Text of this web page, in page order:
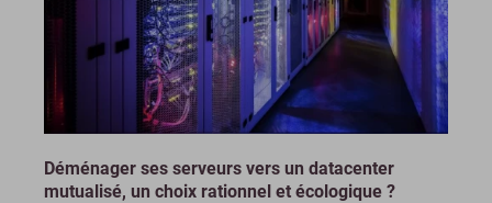
Déménager ses serveurs vers un datacenter
mutualisé, un choix rationnel et écologique ?